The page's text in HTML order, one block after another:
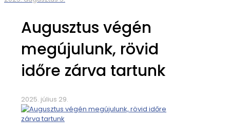
Augusztus végén
megújulunk, rövid
időre zárva tartunk
2025. július 29.